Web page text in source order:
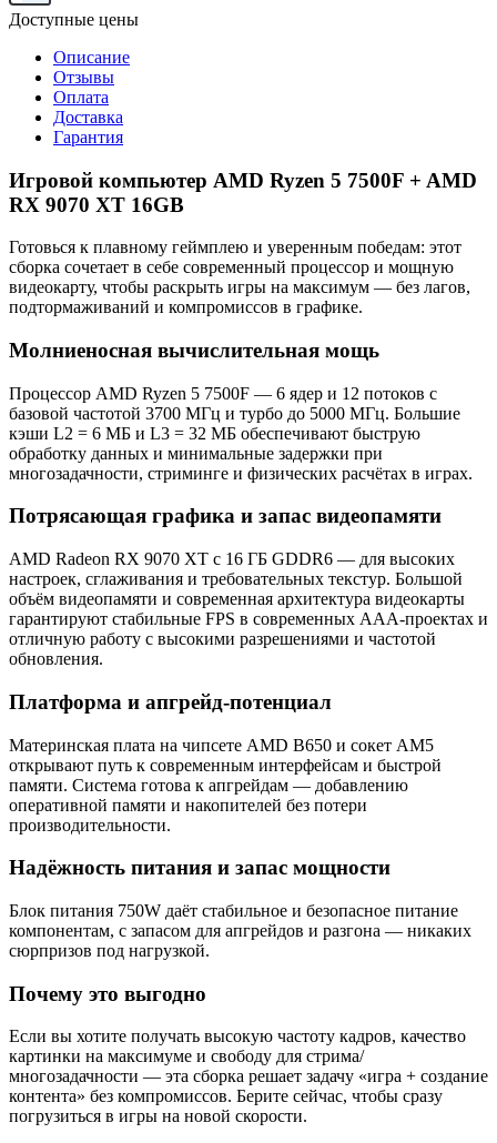
Доступные цены
Описание
Отзывы
Оплата
Доставка
Гарантия
Игровой компьютер AMD Ryzen 5 7500F + AMD
RX 9070 XT 16GB
Готовься к плавному геймплею и уверенным победам: этот
сборка сочетает в себе современный процессор и мощную
видеокарту, чтобы раскрыть игры на максимум — без лагов,
подтормаживаний и компромиссов в графике.
Молниеносная вычислительная мощь
Процессор AMD Ryzen 5 7500F — 6 ядер и 12 потоков с
базовой частотой 3700 МГц и турбо до 5000 МГц. Большие
кэши L2 = 6 МБ и L3 = 32 МБ обеспечивают быструю
обработку данных и минимальные задержки при
многозадачности, стриминге и физических расчётах в играх.
Потрясающая графика и запас видеопамяти
AMD Radeon RX 9070 XT с 16 ГБ GDDR6 — для высоких
настроек, сглаживания и требовательных текстур. Большой
объём видеопамяти и современная архитектура видеокарты
гарантируют стабильные FPS в современных ААА‑проектах и
отличную работу с высокими разрешениями и частотой
обновления.
Платформа и апгрейд‑потенциал
Материнская плата на чипсете AMD B650 и сокет AM5
открывают путь к современным интерфейсам и быстрой
памяти. Система готова к апгрейдам — добавлению
оперативной памяти и накопителей без потери
производительности.
Надёжность питания и запас мощности
Блок питания 750W даёт стабильное и безопасное питание
компонентам, с запасом для апгрейдов и разгона — никаких
сюрпризов под нагрузкой.
Почему это выгодно
Если вы хотите получать высокую частоту кадров, качество
картинки на максимуме и свободу для стрима/
многозадачности — эта сборка решает задачу «игра + создание
контента» без компромиссов. Берите сейчас, чтобы сразу
погрузиться в игры на новой скорости.